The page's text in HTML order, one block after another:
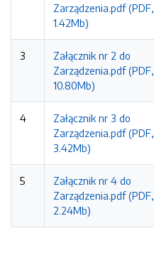
Zarządzenia.pdf (PDF,
1.42Mb)
3
Załącznik nr 2 do
Zarządzenia.pdf (PDF,
10.80Mb)
4
Załącznik nr 3 do
Zarządzenia.pdf (PDF,
3.42Mb)
5
Załącznik nr 4 do
Zarządzenia.pdf (PDF,
2.24Mb)